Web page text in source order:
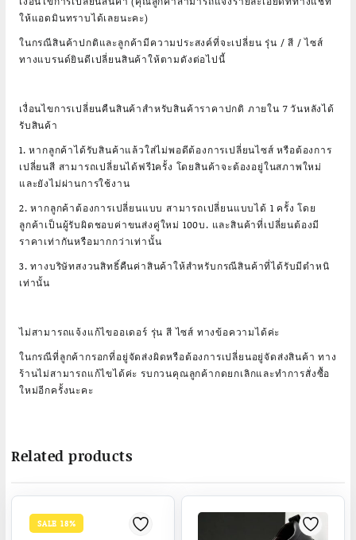
ให้แอดมินทราบได้เลยนะคะ)
ในกรณีสินค้าปกติและลูกค้ามีความประสงค์ที่จะเปลี่ยน รุ่น / สี / ไซส์
ทางแบรนด์ยินดีเปลี่ยนสินค้าให้ตามดังต่อไปนี้
เงื่อนไขการเปลี่ยนคืนสินค้าสำหรับสินค้าราคาปกติ ภายใน 7 วันหลังได้
รับสินค้า
1. หากลูกค้าได้รับสินค้าแล้วใส่ไม่พอดีต้องการเปลี่ยนไซส์ หรือต้องการ
เปลี่ยนสี สามารถเปลี่ยนได้ฟรี1ครั้ง โดยสินค้าจะต้องอยู่ในสภาพใหม่
และยังไม่ผ่านการใช้งาน
2. หากลูกค้าต้องการเปลี่ยนแบบ สามารถเปลี่ยนแบบได้ 1 ครั้ง โดย
ลูกค้าเป็นผู้รับผิดชอบค่าขนส่งคู่ใหม่ 100บ. และสินค้าที่เปลี่ยนต้องมี
ราคาเท่ากันหรือมากกว่าเท่านั้น
3. ทางบริษัทสงวนสิทธิ์คืนค่าสินค้าให้สำหรับกรณีสินค้าที่ได้รับมีตำหนิ
เท่านั้น
ไม่สามารถแจ้งแก้ไขออเดอร์ รุ่น สี ไซส์ ทางข้อความได้ค่ะ
ในกรณีที่ลูกค้ากรอกที่อยู่จัดส่งผิดหรือต้องการเปลี่ยนอยู่จัดส่งสินค้า ทาง
ร้านไม่สามารถแก้ไขได้ค่ะ รบกวนคุณลูกค้ากดยกเลิกและทำการสั่งซื้อ
ใหม่อีกครั้งนะคะ
Related products
SALE 18%